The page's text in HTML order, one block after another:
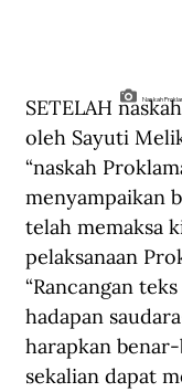
Naskah
SETELAH
oleh Sayuti
“naskah
menyampaikan
telah memaksa
pelaksanaan
“Rancangan
hadapan
harapkan
sekalian dapat